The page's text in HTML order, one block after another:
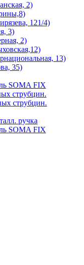
2)
121/4)
3)
2)
13)
35)
SOMA FIX
струбцин.
струбцин.
ручка
SOMA FIX